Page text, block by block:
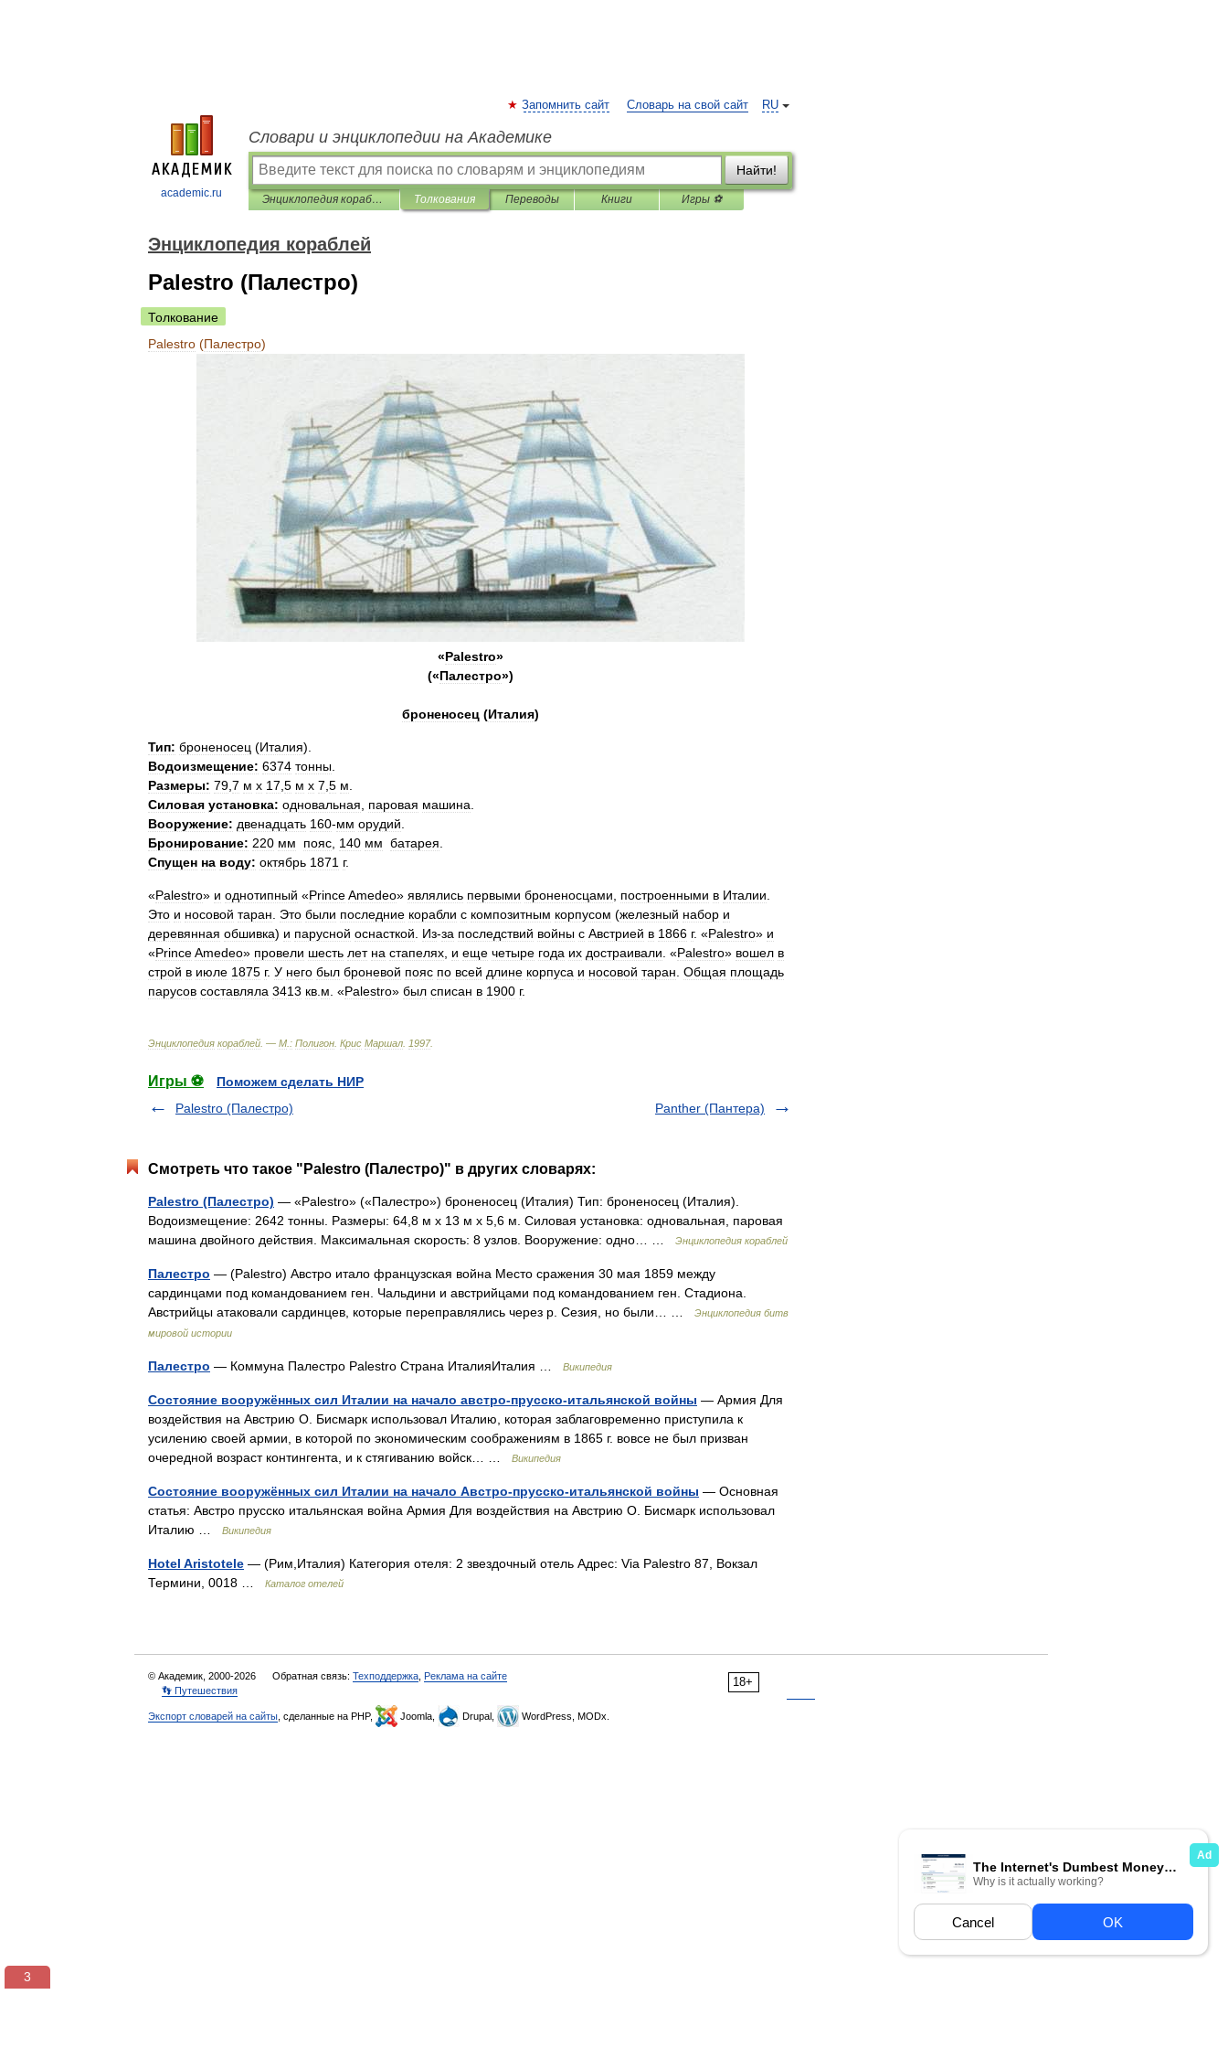
academic.ru
RU
Запомнить сайт Словарь на свой сайт
Словари и энциклопедии на Академике
Найти!
Энциклопедия кораблей Толкования Переводы Книги Игры ⚽
Энциклопедия кораблей
Palestro (Палестро)
Толкование
Palestro (Палестро)
«Palestro»
(«Палестро»)
броненосец(Италия)
Тип: броненосец (Италия).
Водоизмещение: 6374 тонны
Размеры: 79 7 м х 17 5 м х 7 5 м
Силовая установка: одновальная паровая машина
Вооружение: двенадцать 160-мм орудий
Бронирование: 220 мм пояс 140 мм батарея
Спущен на воду: октябрь 1871 г.
«Palestro» и однотипный «PrinceAmedeo» являлись первыми броненосцами построенными в Италии
Это и носовой таран Это были последние корабли с композитным корпусом (железный набор и
деревянная обшивка) и парусной оснасткой Из-за последствий войны с Австрией в 1866 г. «Palestro» и
«PrinceAmedeo» провели шесть лет на стапелях и еще четыре года их достраивали . «Palestro» вошел в
строй в июле 1875 г. У него был броневой пояс по всей длине корпуса и носовой таран Общая площадь
парусов составляла 3413 кв м . «Palestro» был списан в 1900 г.
Энциклопедия кораблей . — М : Полигон Крис Маршал 1997.
Игры ⚽
Поможем сделать НИР
Palestro (Палестро)
Panther (Пантера)
Смотреть что такое "Palestro (Палестро)" в других словарях:
Palestro (Палестро) — «Palestro» («Палестро») броненосец (Италия) Тип: броненосец (Италия).
Водоизмещение: 2642 тонны. Размеры: 64,8 м х 13 м х 5,6 м. Силовая установка: одновальная, паровая
машина двойного действия. Максимальная скорость: 8 узлов. Вооружение: одно… …
Энциклопедия кораблей
Палестро — (Palestro) Австро итало французская война Место сражения 30 мая 1859 между
сардинцами под командованием ген. Чальдини и австрийцами под командованием ген. Стадиона.
Австрийцы атаковали сардинцев, которые переправлялись через р. Сезия, но были… …
Энциклопедия битв
мировой истории
Палестро — Коммуна Палестро Palestro Страна ИталияИталия … Википедия
Состояние вооружённых сил Италии на начало австро-прусско-итальянской войны — Армия Для
воздействия на Австрию О. Бисмарк использовал Италию, которая заблаговременно приступила к
усилению своей армии, в которой по экономическим соображениям в 1865 г. вовсе не был призван
очередной возраст контингента, и к стягиванию войск… …
Википедия
Состояние вооружённых сил Италии на начало Австро-прусско-итальянской войны — Основная
статья: Австро прусско итальянская война Армия Для воздействия на Австрию О. Бисмарк использовал
Италию …
Википедия
Hotel Aristotele — (Рим,Италия) Категория отеля: 2 звездочный отель Адрес: Via Palestro 87, Вокзал
Термини, 0018 …
Каталог отелей
18+
© Академик, 2000-2026 Обратная связь: Техподдержка Реклама на сайте
👣 Путешествия
Экспорт словарей на сайты , сделанные на PHP, Joomla, Drupal, WordPress, MODx.
3